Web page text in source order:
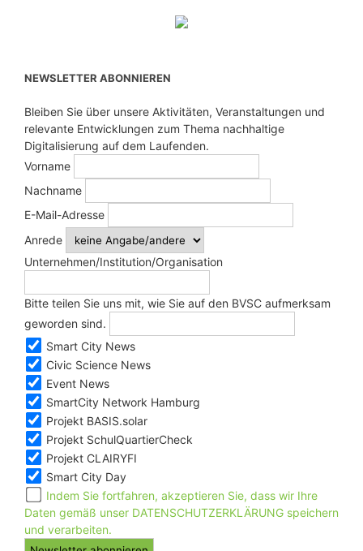
NEWSLETTER ABONNIEREN
Bleiben Sie über unsere Aktivitäten, Veranstaltungen und
relevante Entwicklungen zum Thema nachhaltige
Digitalisierung auf dem Laufenden.
Vorname
Nachname
E-Mail-Adresse
Anrede
Unternehmen/Institution/Organisation
Bitte teilen Sie uns mit, wie Sie auf den BVSC aufmerksam
geworden sind.
Smart City News
Civic Science News
Event News
SmartCity Network Hamburg
Projekt BASIS.solar
Projekt SchulQuartierCheck
Projekt CLAIRYFI
Smart City Day
Indem Sie fortfahren, akzeptieren Sie, dass wir Ihre
Daten gemäß unser DATENSCHUTZERKLÄRUNG speichern
und verarbeiten.